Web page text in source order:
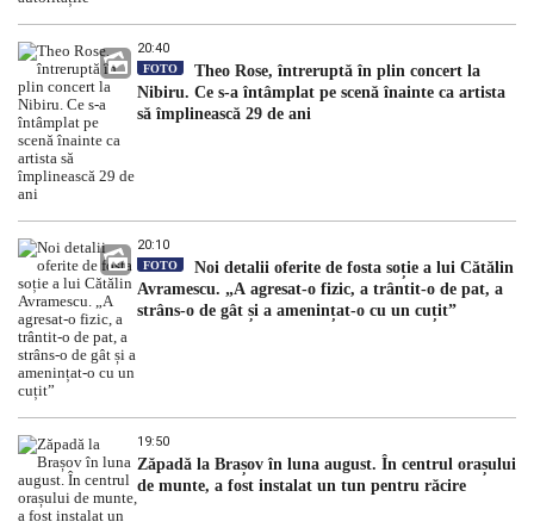
20:40
FOTO
Theo Rose, întreruptă în plin concert la
Nibiru. Ce s-a întâmplat pe scenă înainte ca artista
să împlinească 29 de ani
20:10
FOTO
Noi detalii oferite de fosta soție a lui Cătălin
Avramescu. „A agresat-o fizic, a trântit-o de pat, a
strâns-o de gât și a amenințat-o cu un cuțit”
19:50
Zăpadă la Brașov în luna august. În centrul orașului
de munte, a fost instalat un tun pentru răcire